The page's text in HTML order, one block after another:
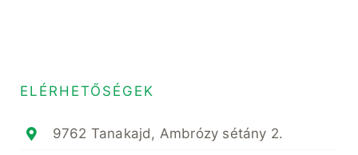
ELÉRHETŐSÉGEK
9762 Tanakajd, Ambrózy sétány 2.